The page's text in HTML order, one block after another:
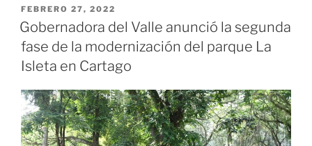
segundo
jardín
infantil
del
Valle
del
Cauca»
PUBLICADO
EL
FEBRERO 27, 2022
Gobernadora del Valle anunció la segunda
fase de la modernización del parque La
Isleta en Cartago